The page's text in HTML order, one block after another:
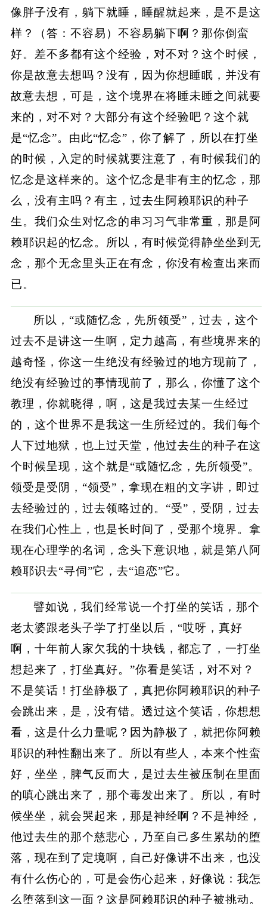
像胖子没有，躺下就睡，睡醒就起来，是不是这
样？（答：不容易）不容易躺下啊？那你倒蛮
好。差不多都有这个经验，对不对？这个时候，
你是故意去想吗？没有，因为你想睡眠，并没有
故意去想，可是，这个境界在将睡未睡之间就要
来的，对不对？大部分有这个经验吧？这个就
是“忆念”。由此“忆念”，你了解了，所以在打坐
的时候，入定的时候就要注意了，有时候我们的
忆念是这样来的。这个忆念是非有主的忆念，那
么，没有主吗？有主，过去生阿赖耶识的种子
生。我们众生对忆念的串习习气非常重，那是阿
赖耶识起的忆念。所以，有时候觉得静坐坐到无
念，那个无念里头正在有念，你没有检查出来而
已。
所以，“或随忆念，先所领受”，过去，这个
过去不是讲这一生啊，定力越高，有些境界来的
越奇怪，你这一生绝没有经验过的地方现前了，
绝没有经验过的事情现前了，那么，你懂了这个
教理，你就晓得，啊，这是我过去某一生经过
的，这个世界不是我这一生所经过的。我们每个
人下过地狱，也上过天堂，他过去生的种子在这
个时候呈现，这个就是“或随忆念，先所领受”。
领受是受阴，“领受”，拿现在粗的文字讲，即过
去经验过的，过去领略过的。“受”，受阴，过去
在我们心性上，也是长时间了，受那个境界。拿
现在心理学的名词，念头下意识地，就是第八阿
赖耶识去“寻伺”它，去“追恋”它。
譬如说，我们经常说一个打坐的笑话，那个
老太婆跟老头子学了打坐以后，“哎呀，真好
啊，十年前人家欠我的十块钱，都忘了，一打坐
想起来了，打坐真好。”你看是笑话，对不对？
不是笑话！打坐静极了，真把你阿赖耶识的种子
会跳出来，是，没有错。透过这个笑话，你想想
看，这是什么力量呢？因为静极了，就把你阿赖
耶识的种性翻出来了。所以有些人，本来个性蛮
好，坐坐，脾气反而大，是过去生被压制在里面
的嗔心跳出来了，那个毒发出来了。所以，有时
候坐坐，就会哭起来，那是神经啊？不是神经，
他过去生的那个慈悲心，乃至自己多生累劫的堕
落，现在到了定境啊，自己好像讲不出来，也没
有什么伤心的，可是会伤心起来，好像说：我怎
么堕落到这一面？这是阿赖耶识的种子被挑动。